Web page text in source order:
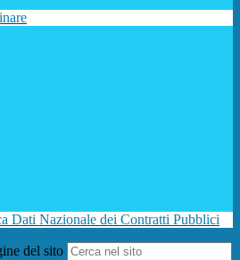
Dati Nazionale dei Contratti Pubblici
del sito